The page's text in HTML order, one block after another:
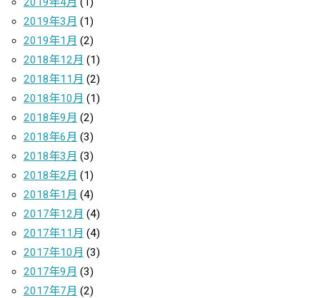
2019年3月 (1)
2019年1月 (2)
2018年12月 (1)
2018年11月 (2)
2018年10月 (1)
2018年9月 (2)
2018年6月 (3)
2018年3月 (3)
2018年2月 (1)
2018年1月 (4)
2017年12月 (4)
2017年11月 (4)
2017年10月 (3)
2017年9月 (3)
2017年7月 (2)